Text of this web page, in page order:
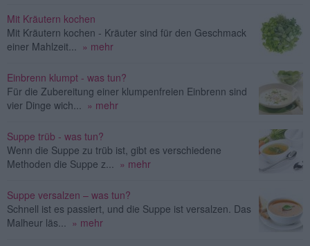
Mit Kräutern kochen
Mit Kräutern kochen - Kräuter sind für den Geschmack
einer Mahlzeit... » mehr
Einbrenn klumpt - was tun?
Für die Zubereitung einer klumpenfreien Einbrenn sind
vier Dinge wich... » mehr
Suppe trüb - was tun?
Wenn die Suppe zu trüb ist, gibt es verschiedene
Methoden die Suppe z... » mehr
Suppe versalzen – was tun?
Schnell ist es passiert, und die Suppe ist versalzen. Das
Malheur läs... » mehr